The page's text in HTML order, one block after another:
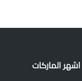
اشهر الماركات